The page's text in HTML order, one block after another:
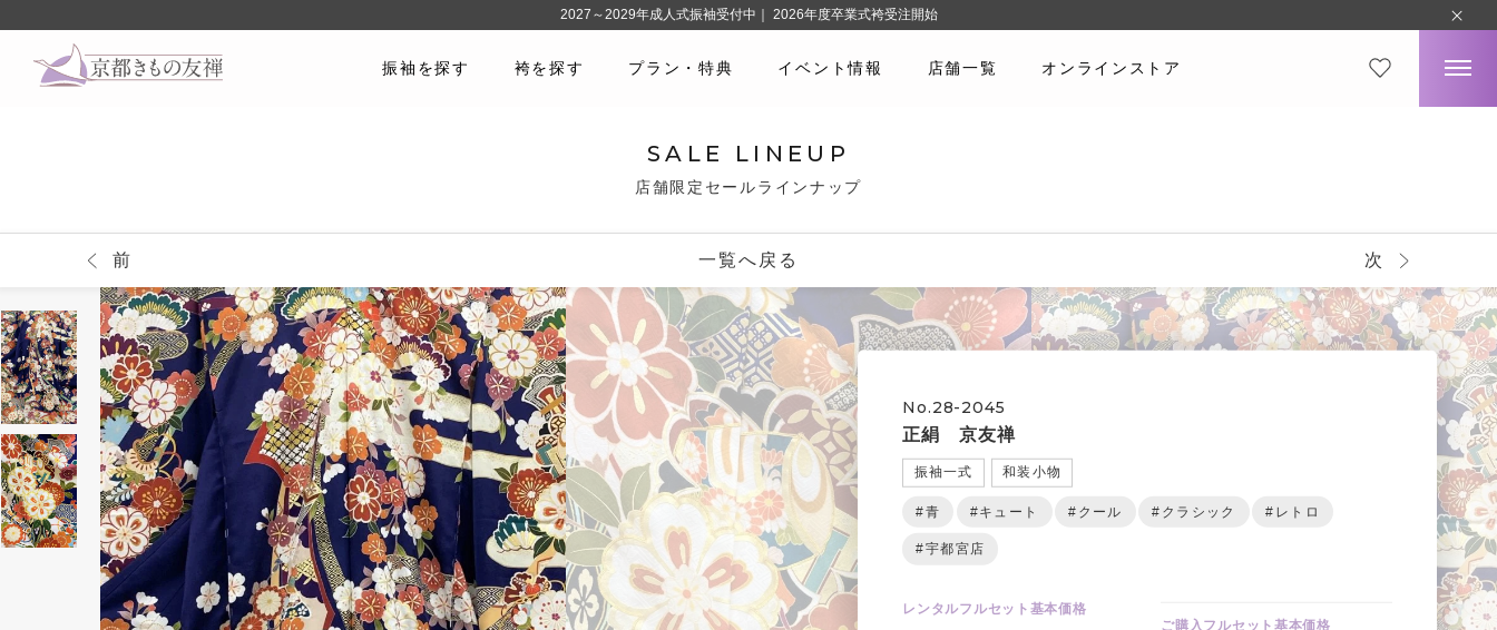
振袖を探す 袴を探す プラン・特典 イベント情報 店舗一覧 オンラインストア
SALE LINEUP
店舗限定セールラインナップ
前 一覧へ戻る 次
No.28-2045
正絹 京友禅
振袖一式 和装小物
#青 #キュート #クール #クラシック #レトロ
#宇都宮店
レンタルフルセット基本価格
ご購入フルセット基本価格
2027～2029年成人式振袖受付中｜ 2026年度卒業式袴受注開始